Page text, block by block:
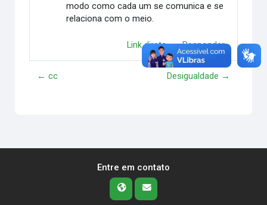
modo como cada um se comunica e se
relaciona com o meio.
Link direto Responder
← cc Desigualdade →
Entre em contato